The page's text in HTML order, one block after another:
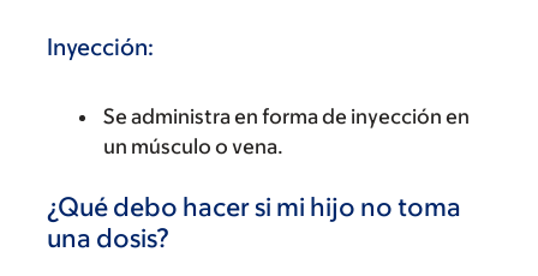
Inyección:
Se administra en forma de inyección en
un músculo o vena.
¿Qué debo hacer si mi hijo no toma
una dosis?